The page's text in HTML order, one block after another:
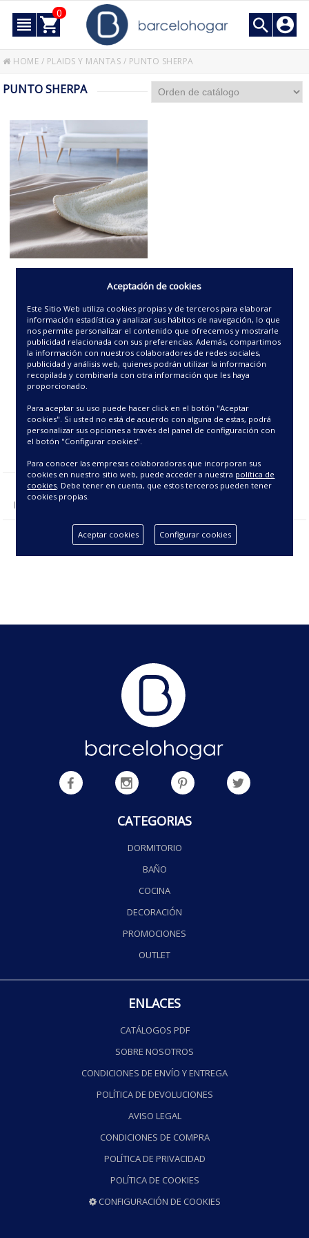
0
HOME / PLAIDS Y MANTAS / PUNTO SHERPA
PUNTO SHERPA
33.75€
Mostrando 1 - 1 de 1 producto(s).
CATEGORIAS
DORMITORIO
BAÑO
COCINA
DECORACIÓN
PROMOCIONES
OUTLET
ENLACES
CATÁLOGOS PDF
SOBRE NOSOTROS
CONDICIONES DE ENVÍO Y ENTREGA
POLÍTICA DE DEVOLUCIONES
AVISO LEGAL
CONDICIONES DE COMPRA
POLÍTICA DE PRIVACIDAD
POLÍTICA DE COOKIES
CONFIGURACIÓN DE COOKIES
Aceptación de cookies
Este Sitio Web utiliza cookies propias y de terceros para elaborar
información estadística y analizar sus hábitos de navegación, lo que
nos permite personalizar el contenido que ofrecemos y mostrarle
publicidad relacionada con sus preferencias. Además, compartimos
la información con nuestros colaboradores de redes sociales,
publicidad y análisis web, quienes podrán utilizar la información
recopilada y combinarla con otra información que les haya
proporcionado.
Para aceptar su uso puede hacer click en el botón "Aceptar
cookies". Si usted no está de acuerdo con alguna de estas, podrá
personalizar sus opciones a través del panel de configuración con
el botón "Configurar cookies".
Para conocer las empresas colaboradoras que incorporan sus
cookies en nuestro sitio web, puede acceder a nuestra política de
cookies. Debe tener en cuenta, que estos terceros pueden tener
cookies propias.
Aceptar cookies Configurar cookies